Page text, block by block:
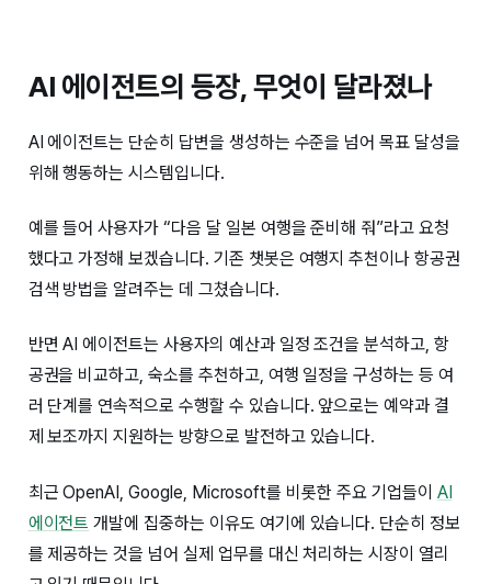
AI 에이전트의 등장, 무엇이 달라졌나
AI 에이전트는 단순히 답변을 생성하는 수준을 넘어 목표 달성을
위해 행동하는 시스템입니다.
예를 들어 사용자가 “다음 달 일본 여행을 준비해 줘”라고 요청
했다고 가정해 보겠습니다. 기존 챗봇은 여행지 추천이나 항공권
검색 방법을 알려주는 데 그쳤습니다.
반면 AI 에이전트는 사용자의 예산과 일정 조건을 분석하고, 항
공권을 비교하고, 숙소를 추천하고, 여행 일정을 구성하는 등 여
러 단계를 연속적으로 수행할 수 있습니다. 앞으로는 예약과 결
제 보조까지 지원하는 방향으로 발전하고 있습니다.
최근 OpenAI, Google, Microsoft를 비롯한 주요 기업들이 AI
에이전트 개발에 집중하는 이유도 여기에 있습니다. 단순히 정보
를 제공하는 것을 넘어 실제 업무를 대신 처리하는 시장이 열리